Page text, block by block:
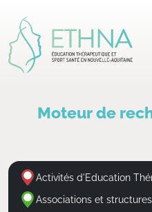
Moteur de
Activités d'Education
Associations et